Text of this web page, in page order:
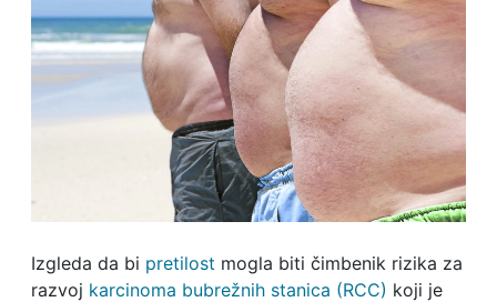
Izgleda da bi pretilost mogla biti čimbenik rizika za
razvoj karcinoma bubrežnih stanica (RCC) koji je